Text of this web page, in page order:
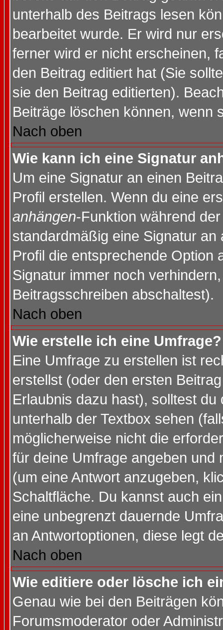
unterhalb des Beitrags lesen
bearbeitet wurde. Er wird nur
ferner wird er nicht erscheinen,
den Beitrag editiert hat (Sie
sie den Beitrag editierten).
Beiträge löschen können, wenn
Nach oben
Wie kann ich eine Signatur
Um eine Signatur an einen
Profil erstellen. Wenn du eine
anhängen-Funktion während
standardmäßig eine Signatur
Profil die entsprechende Option
Signatur immer noch
Beitragsschreiben abschaltest).
Nach oben
Wie erstelle ich eine Umfrage?
Eine Umfrage zu erstellen ist
erstellst (oder den ersten
Erlaubnis dazu hast), solltest
unterhalb der Textbox sehen
möglicherweise nicht die
für deine Umfrage angeben und
(um eine Antwort anzugeben,
Schaltfläche. Du kannst auch
eine unbegrenzt dauernde
an Antwortoptionen, diese legt
Nach oben
Wie editiere oder lösche ich
Genau wie bei den Beiträgen
Forumsmoderator oder